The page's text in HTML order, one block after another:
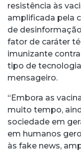
resistência às
amplificada pela
de
fator de caráter
imunizante
tipo de
mensageiro.
“Embora as
muito tempo,
sociedade em
em humanos
às fake news,